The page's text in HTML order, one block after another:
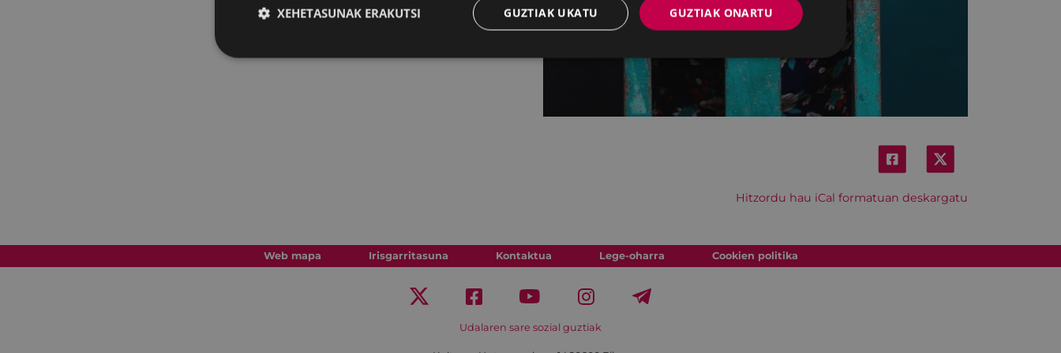
Hitzordu hau iCal formatuan deskargatu
Web mapa Irisgarritasuna Kontaktua Lege-oharra Cookien politika
Udalaren sare sozial guztiak
GUZTIAK ONARTU
GUZTIAK UKATU
XEHETASUNAK ERAKUTSI